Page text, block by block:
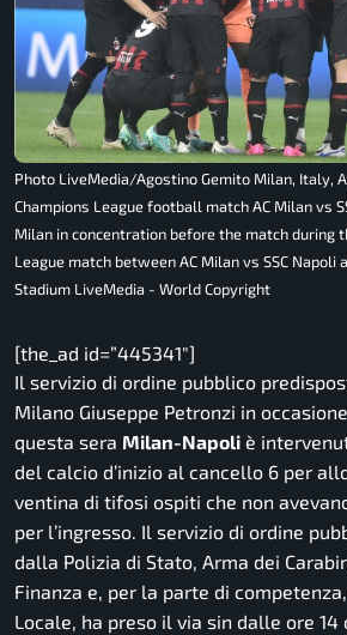
Photo LiveMedia/Agostino Gemito Milan, Italy,
Champions League football match AC Milan vs
Milan in concentration before the match during
League match between AC Milan vs SSC Napoli
Stadium LiveMedia - World Copyright
[the_ad id=”445341″]
Il servizio di ordine pubblico
Milano Giuseppe Petronzi in
questa sera Milan-Napoli è
del calcio d’inizio al cancello 6 per
ventina di tifosi ospiti che non
per l’ingresso. Il servizio di ordine
dalla Polizia di Stato, Arma dei
Finanza e, per la parte di
Locale, ha preso il via sin dalle ore